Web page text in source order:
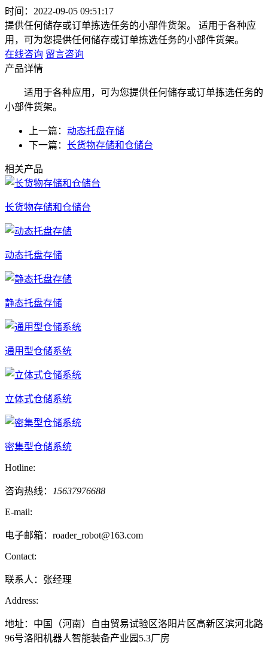
时间：2022-09-05 09:51:17
提供任何储存或订单拣选任务的小部件货架。
适用于各种应
用，可为您提供任何储存或订单拣选任务的小部件货架。
在线咨询 留言咨询
产品详情
适用于各种应用，可为您提供任何储存或订单拣选任务的
小部件货架。
上一篇： 动态托盘存储
下一篇： 长货物存储和仓储台
相关产品
长货物存储和仓储台
动态托盘存储
静态托盘存储
通用型仓储系统
立体式仓储系统
密集型仓储系统
Hotline:
咨询热线： 15637976688
E-mail:
电子邮箱：roader_robot@163.com
Contact:
联系人：张经理
Address:
地址：中国（河南）自由贸易试验区洛阳片区高新区滨河北路
96号洛阳机器人智能装备产业园5.3厂房